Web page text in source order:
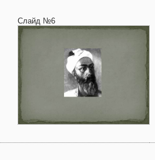
Слайд №6